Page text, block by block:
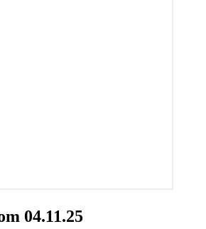
04.11.25